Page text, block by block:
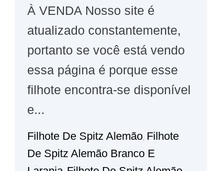
À VENDA Nosso site é
atualizado constantemente,
portanto se você está vendo
essa página é porque esse
filhote encontra-se disponível
e...
Filhote De Spitz Alemão Filhote
De Spitz Alemão Branco E